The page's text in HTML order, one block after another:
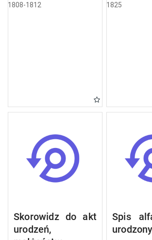
1808-1812 1825
Skorowidz do akt
urodzeń,
Spis